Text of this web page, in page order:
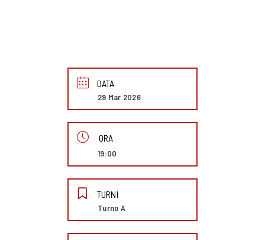
DATA
29 Mar 2026
ORA
19:00
TURNI
Turno A